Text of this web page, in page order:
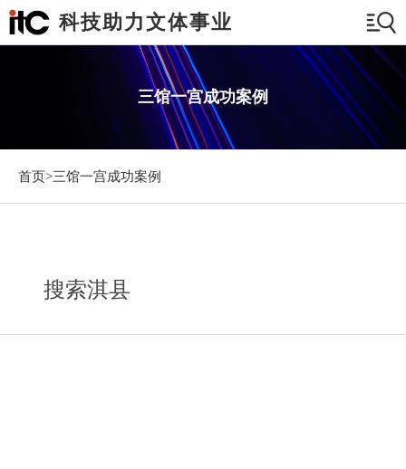
科技助力文体事业
三馆一宫成功案例
首页>三馆一宫成功案例
搜索淇县